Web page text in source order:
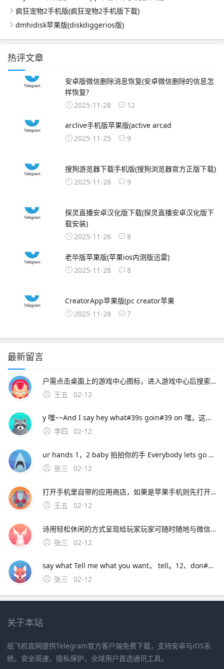
疯狂宠物2手机版(疯狂宠物2手机版下载)
dmhidisk苹果版(diskdiggerios版)
热评文章
安卓版微信删除消息恢复(安卓微信删除的信息怎
样恢复?
2025-11-28
12
arclive手机版苹果版(active arcad
2025-11-25
9
搜狗游览器下载手机版(搜狗浏览器官方正版下载)
2025-11-28
9
探灵直播安卓汉化版下载(探灵直播安卓汉化版下
载安装)
2025-11-26
8
老毕版苹果版(苹果ios内测版迅雷)
2025-11-28
8
CreatorApp苹果版(pc creator苹果
2025-11-28
7
最新留言
户需点击桌面上的游戏中心图标，进入游戏中心后搜索咸鱼之王，下载安装游戏后再进行登录手动安装游戏并登录如已安装MuMu模拟器但未预安装咸鱼之王，用户可点击模拟器内的“下载安卓版”按钮，下载咸鱼之王的apk文件下载完成后，将apk文件直接拖入
王五
02-12
y 嘿~~And I say hey what#39s goin#39 on 嘿，这是怎么了 And I say hey 嘿~~I said hey what#39s goin#39 on 嘿，这是怎么了 And I t
李四
02-12
ur hands 1，2 baby 拍拍你的手 Everybody lets go ha ha ha ha 让每个人都去哈哈哈哈 I want yall ladies clap again 我想女士们再次拍手 Let m
张三
02-12
打开手机里自带的应用商店，如果是苹果手机则先打开APP STORE2在应用商店或者APP STORE里的搜索框搜索“支付宝”，3在搜索结果中选择 支付宝 下载并安装4安装完成后即可在手机桌面打开运行支付宝包括安卓版和苹果版，需要对应手机系统进行下载安卓版。应用宝是腾讯推出的应用商店，主要面
王五
02-12
诗用轻松休闲的方式呈现给玩家玩家可随时随地与微信好友好友互动，分享你的丰功伟绩，与好友一起戎马七国，征战天下 七雄争霸手机版特色系统联盟系统 在七雄。3、手机下载个apk编辑器，用编辑器找到安装包，长按安装包出来菜单后， 点制作共存就行了，会生成另一个安装包，安装就行了。4、喜欢玩国战手游的
张三
02-12
say what Tell me what you want， tell。12、don#39t you let me go Say what 不要让我走 don#39t you let me down One more time now 你不要让我失望 1，2 baby clap ur
张三
02-12
关于本站
纸飞机官网提供Telegram官方客户端免费下载，支持安卓与iOS系
统，安全高速，隐私保护，全球用户首选通讯工具。